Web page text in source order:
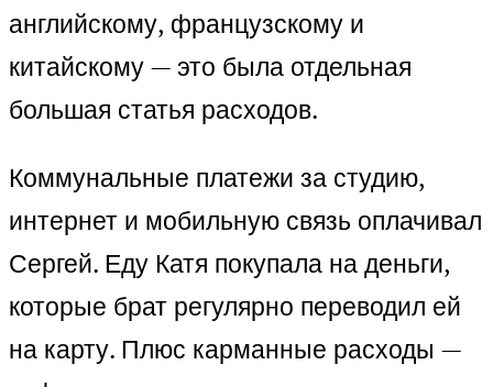
английскому, французскому и
китайскому — это была отдельная
большая статья расходов.
Коммунальные платежи за студию,
интернет и мобильную связь оплачивал
Сергей. Еду Катя покупала на деньги,
которые брат регулярно переводил ей
на карту. Плюс карманные расходы —